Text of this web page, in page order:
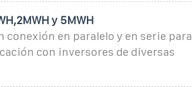
y 5MWH
en paralelo y en serie para
con inversores de diversas